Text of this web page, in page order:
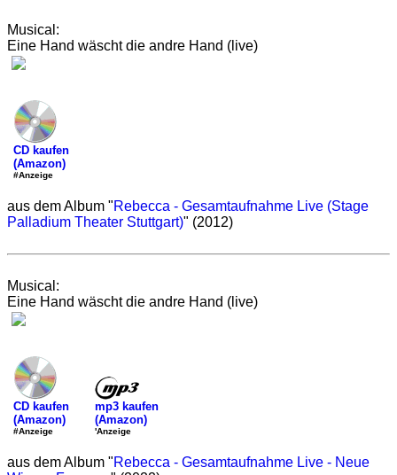
Musical:
Eine Hand wäscht die andre Hand (live)
CD kaufen
(Amazon)
#Anzeige
aus dem Album "Rebecca - Gesamtaufnahme Live (Stage
Palladium Theater Stuttgart)" (2012)
Musical:
Eine Hand wäscht die andre Hand (live)
CD kaufen
(Amazon)
#Anzeige
mp3 kaufen
(Amazon)
'Anzeige
aus dem Album "Rebecca - Gesamtaufnahme Live - Neue